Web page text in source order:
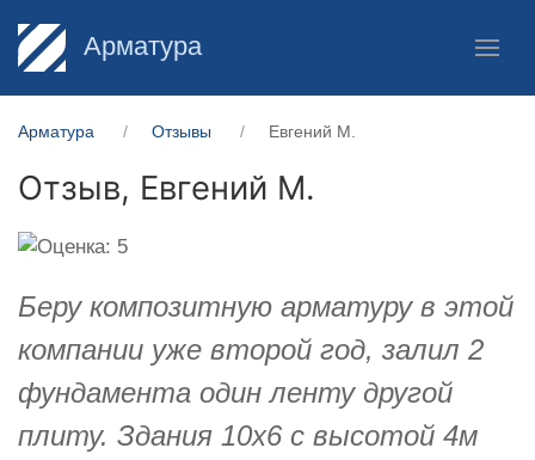
Арматура
Арматура Отзывы ​Евгений М.
Отзыв, ​Евгений М.
Беру композитную арматуру в этой
компании уже второй год, залил 2
фундамента один ленту другой
плиту. Здания 10х6 с высотой 4м